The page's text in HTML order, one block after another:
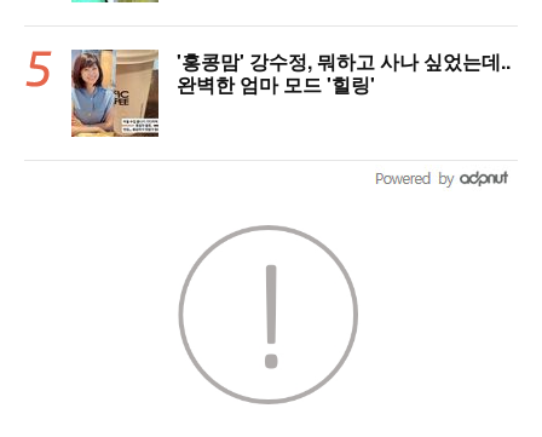
'홍콩맘' 강수정, 뭐하고 사나 싶었는데..
완벽한 엄마 모드 '힐링'